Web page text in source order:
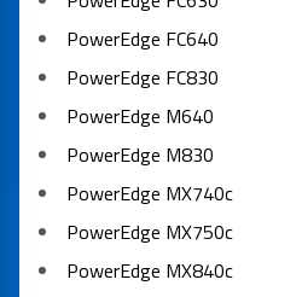
PowerEdge FC640
PowerEdge FC830
PowerEdge M640
PowerEdge M830
PowerEdge MX740c
PowerEdge MX750c
PowerEdge MX840c